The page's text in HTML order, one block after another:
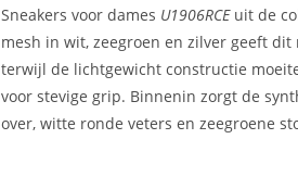
Sneakers voor dames U1906RCE uit de
mesh in wit, zeegroen en zilver geeft dit
terwijl de lichtgewicht constructie
voor stevige grip. Binnenin zorgt de
over, witte ronde veters en zeegroene